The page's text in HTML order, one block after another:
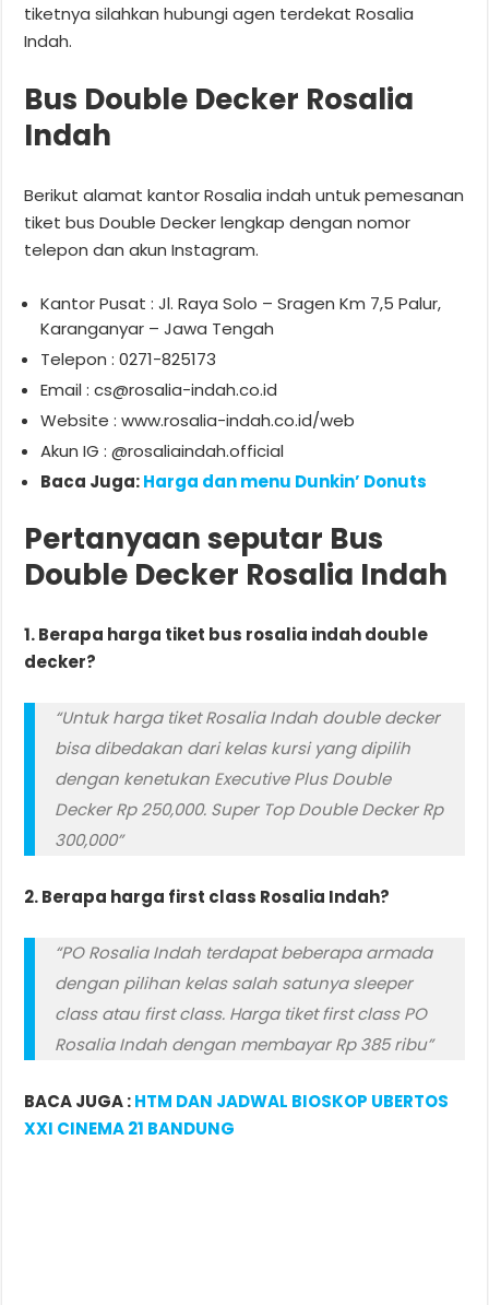
tiketnya silahkan hubungi agen terdekat Rosalia
Indah.
Bus Double Decker Rosalia
Indah
Berikut alamat kantor Rosalia indah untuk pemesanan
tiket bus Double Decker lengkap dengan nomor
telepon dan akun Instagram.
Kantor Pusat : Jl. Raya Solo – Sragen Km 7,5 Palur,
Karanganyar – Jawa Tengah
Telepon : 0271-825173
Email :cs@rosalia-indah.co.id
Website : www.rosalia-indah.co.id/web
Akun IG : @rosaliaindah.official
Baca Juga:Harga dan menu Dunkin’ Donuts
Pertanyaan seputar Bus
Double Decker Rosalia Indah
1. Berapa harga tiket bus rosalia indah double
decker?
“Untuk harga tiket Rosalia Indah double decker
bisa dibedakan dari kelas kursi yang dipilih
dengan kenetukan Executive Plus Double
Decker Rp 250,000. Super Top Double Decker Rp
300,000”
2. Berapa harga first class Rosalia Indah?
“PO Rosalia Indah terdapat beberapa armada
dengan pilihan kelas salah satunya sleeper
class atau first class. Harga tiket first class PO
Rosalia Indah dengan membayar Rp 385 ribu”
BACA JUGA :HTM DAN JADWAL BIOSKOP UBERTOS
XXI CINEMA 21 BANDUNG